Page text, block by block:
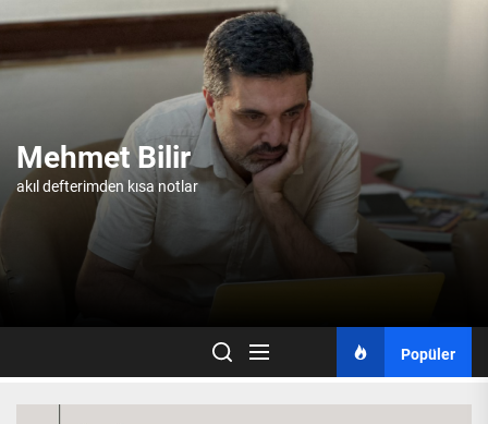
the
Mehmet Bilir
akıl defterimden kısa notlar
Popüler